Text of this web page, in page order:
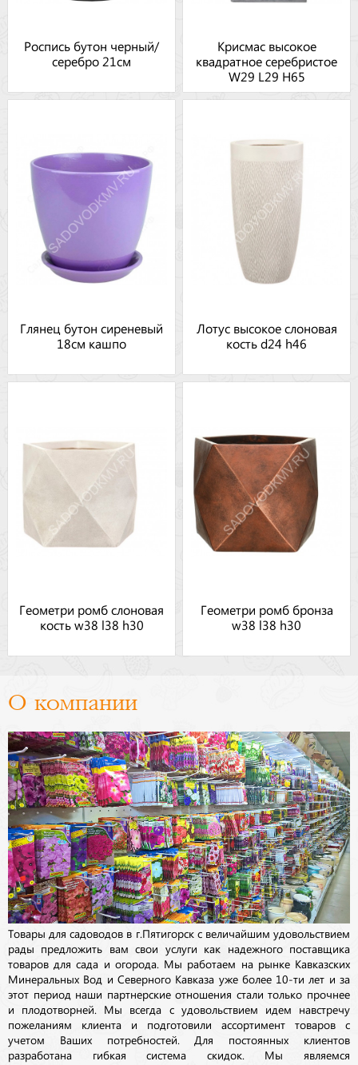
Роспись бутон черный/
серебро 21см
Крисмас высокое
квадратное серебристое
W29 L29 H65
Глянец бутон сиреневый
18см кашпо
Лотус высокое слоновая
кость d24 h46
Геометри ромб слоновая
кость w38 l38 h30
Геометри ромб бронза
w38 l38 h30
О компании
Товары для садоводов в г.Пятигорск с величайшим удовольствием
рады предложить вам свои услуги как надежного поставщика
товаров для сада и огорода. Мы работаем на рынке Кавказских
Минеральных Вод и Северного Кавказа уже более 10-ти лет и за
этот период наши партнерские отношения стали только прочнее
и плодотворней. Мы всегда с удовольствием идем навстречу
пожеланиям клиента и подготовили ассортимент товаров с
учетом Ваших потребностей. Для постоянных клиентов
разработана гибкая система скидок. Мы являемся